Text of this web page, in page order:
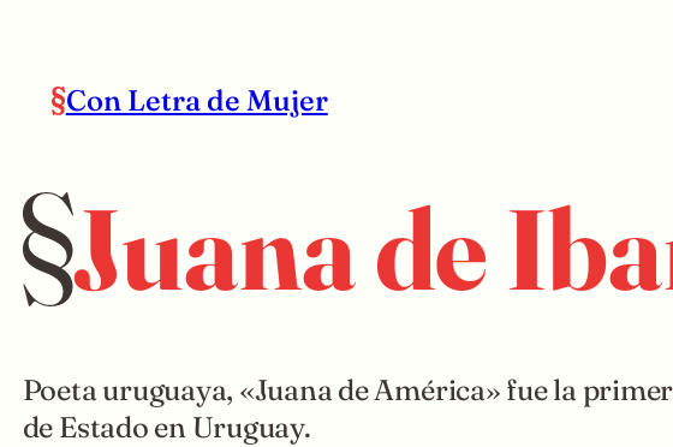
Con Letra de Mujer
Juana de
Poeta uruguaya, «Juana de América» fue la
de Estado en Uruguay.